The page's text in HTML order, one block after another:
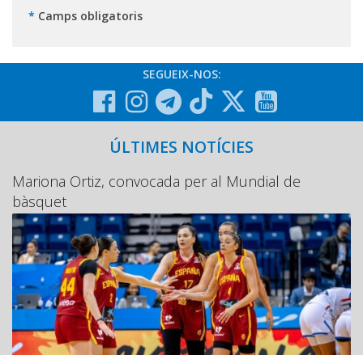
* Camps obligatoris
SEGUEIX-NOS:
ÚLTIMES NOTÍCIES
Mariona Ortiz, convocada per al Mundial de
bàsquet